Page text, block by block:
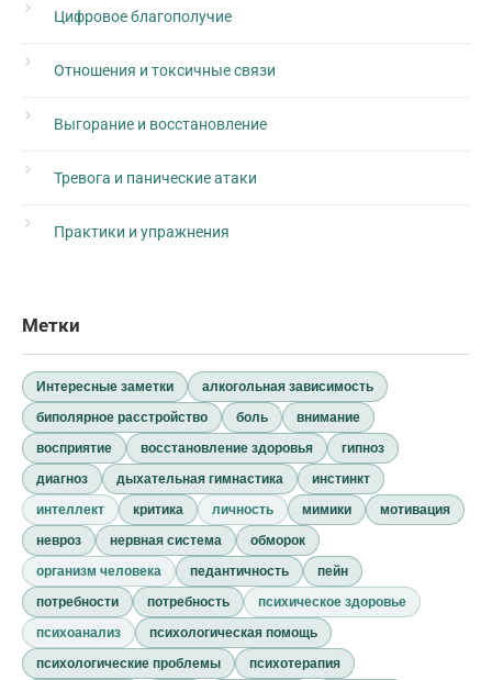
Цифровое благополучие
Отношения и токсичные связи
Выгорание и восстановление
Тревога и панические атаки
Практики и упражнения
Метки
Интересные заметки
алкогольная зависимость
биполярное расстройство
боль
внимание
восприятие
восстановление здоровья
гипноз
диагноз
дыхательная гимнастика
инстинкт
интеллект
критика личность мимики
мотивация
невроз
нервная система
обморок
организм человека
педантичность
пейн
потребности
потребность
психическое здоровье
психоанализ
психологическая помощь
психологические проблемы
психотерапия